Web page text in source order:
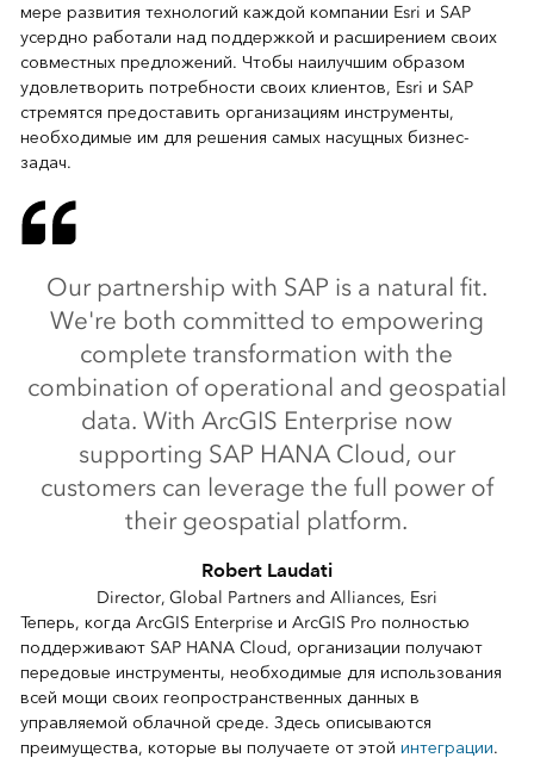
мере развития технологий каждой компании Esri и SAP
усердно работали над поддержкой и расширением своих
совместных предложений. Чтобы наилучшим образом
удовлетворить потребности своих клиентов, Esri и SAP
стремятся предоставить организациям инструменты,
необходимые им для решения самых насущных бизнес-
задач.
Our partnership with SAP is a natural fit.
We're both committed to empowering
complete transformation with the
combination of operational and geospatial
data. With ArcGIS Enterprise now
supporting SAP HANA Cloud, our
customers can leverage the full power of
their geospatial platform.
Robert Laudati
Director, Global Partners and Alliances, Esri
Теперь, когда ArcGIS Enterprise и ArcGIS Pro полностью
поддерживают SAP HANA Cloud, организации получают
передовые инструменты, необходимые для использования
всей мощи своих геопространственных данных в
управляемой облачной среде. Здесь описываются
преимущества, которые вы получаете от этой интеграции.